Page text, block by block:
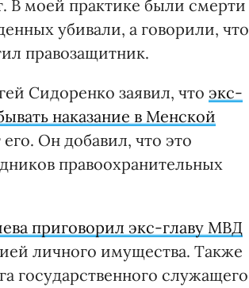
В моей практике были смерти
убивали, а говорили, что
правозащитник.
Сидоренко заявил, что экс-
наказание в Менской
Он добавил, что это
правоохранительных
приговорил экс-главу МВД
личного имущества. Также
государственного служащего